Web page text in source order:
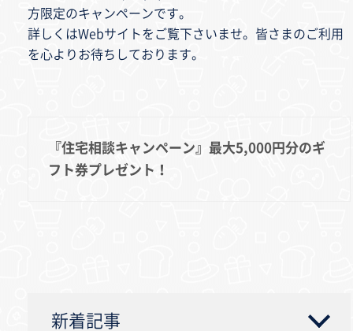
方限定のキャンペーンです。
詳しくはWebサイトをご覧下さいませ。皆さまのご利用
を心よりお待ちしております。
『住宅相談キャンペーン』最大5,000円分のギ
フト券プレゼント！
新着記事